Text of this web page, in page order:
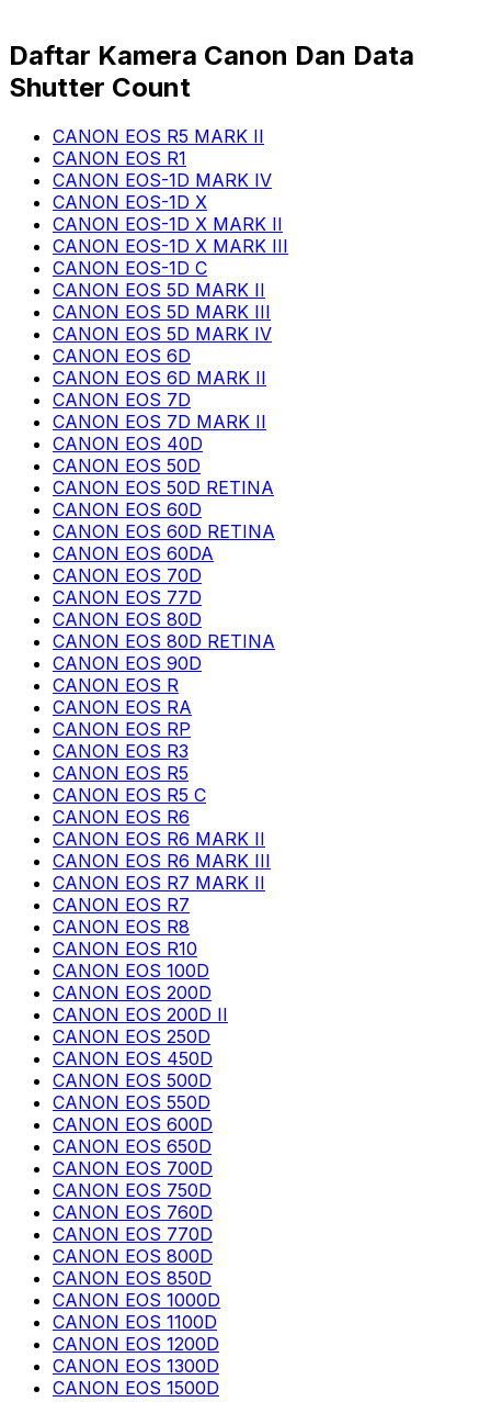
Daftar Kamera Canon Dan Data
Shutter Count
CANON EOS R5 MARK II
CANON EOS R1
CANON EOS-1D MARK IV
CANON EOS-1D X
CANON EOS-1D X MARK II
CANON EOS-1D X MARK III
CANON EOS-1D C
CANON EOS 5D MARK II
CANON EOS 5D MARK III
CANON EOS 5D MARK IV
CANON EOS 6D
CANON EOS 6D MARK II
CANON EOS 7D
CANON EOS 7D MARK II
CANON EOS 40D
CANON EOS 50D
CANON EOS 50D RETINA
CANON EOS 60D
CANON EOS 60D RETINA
CANON EOS 60DA
CANON EOS 70D
CANON EOS 77D
CANON EOS 80D
CANON EOS 80D RETINA
CANON EOS 90D
CANON EOS R
CANON EOS RA
CANON EOS RP
CANON EOS R3
CANON EOS R5
CANON EOS R5 C
CANON EOS R6
CANON EOS R6 MARK II
CANON EOS R6 MARK III
CANON EOS R7 MARK II
CANON EOS R7
CANON EOS R8
CANON EOS R10
CANON EOS 100D
CANON EOS 200D
CANON EOS 200D II
CANON EOS 250D
CANON EOS 450D
CANON EOS 500D
CANON EOS 550D
CANON EOS 600D
CANON EOS 650D
CANON EOS 700D
CANON EOS 750D
CANON EOS 760D
CANON EOS 770D
CANON EOS 800D
CANON EOS 850D
CANON EOS 1000D
CANON EOS 1100D
CANON EOS 1200D
CANON EOS 1300D
CANON EOS 1500D